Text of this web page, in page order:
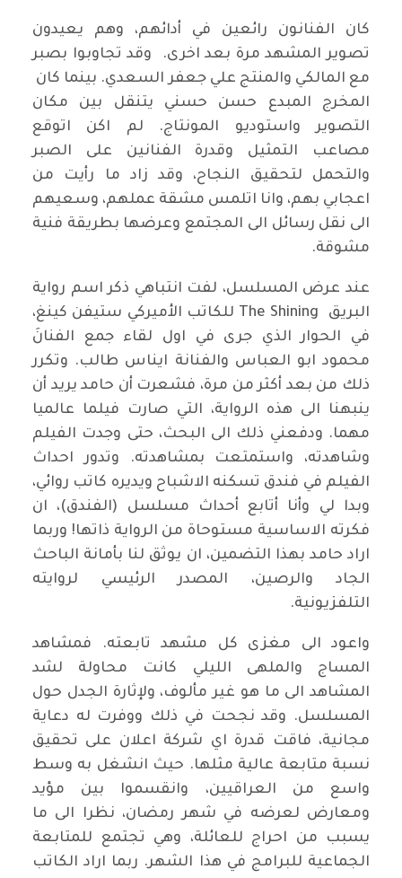
كان الفنانون رائعين في أدائهم، وهم يعيدون
تصوير المشهد مرة بعد اخرى. وقد تجاوبوا بصبر
مع المالكي والمنتج علي جعفر السعدي. بينما كان
المخرج المبدع حسن حسني يتنقل بين مكان
التصوير واستوديو المونتاج. لم اكن اتوقع
مصاعب التمثيل وقدرة الفنانين على الصبر
والتحمل لتحقيق النجاح، وقد زاد ما رأيت من
اعجابي بهم، وانا اتلمس مشقة عملهم، وسعيهم
الى نقل رسائل الى المجتمع وعرضها بطريقة فنية
مشوقة.
عند عرض المسلسل، لفت انتباهي ذكر اسم رواية
البريق The Shining للكاتب الأميركي ستيفن كينغ،
في الحوار الذي جرى في اول لقاء جمع الفنانَ
محمود ابو العباس والفنانة ايناس طالب. وتكرر
ذلك من بعد أكثر من مرة، فشعرت أن حامد يريد أن
ينبهنا الى هذه الرواية، التي صارت فيلما عالميا
مهما. ودفعني ذلك الى البحث، حتى وجدت الفيلم
وشاهدته، واستمتعت بمشاهدته. وتدور احداث
الفيلم في فندق تسكنه الاشباح ويديره كاتب روائي،
وبدا لي وأنا أتابع أحداث مسلسل (الفندق)، ان
فكرته الاساسية مستوحاة من الرواية ذاتها! وربما
اراد حامد بهذا التضمين، ان يوثق لنا بأمانة الباحث
الجاد والرصين، المصدر الرئيسي لروايته
التلفزيونية.
واعود الى مغزى كل مشهد تابعته. فمشاهد
المساج والملهى الليلي كانت محاولة لشد
المشاهد الى ما هو غير مألوف، ولإثارة الجدل حول
المسلسل. وقد نجحت في ذلك ووفرت له دعاية
مجانية، فاقت قدرة اي شركة اعلان على تحقيق
نسبة متابعة عالية مثلها. حيث انشغل به وسط
واسع من العراقيين، وانقسموا بين مؤيد
ومعارض لعرضه في شهر رمضان، نظرا الى ما
يسبب من احراج للعائلة، وهي تجتمع للمتابعة
الجماعية للبرامج في هذا الشهر. ربما اراد الكاتب